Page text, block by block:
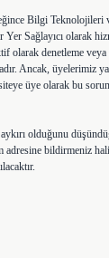
Bilgi
Sağlayıcı olarak
olarak denetleme veya
Ancak, üyelerimiz
üye olarak bu
olduğunu
adresine bildirmeniz